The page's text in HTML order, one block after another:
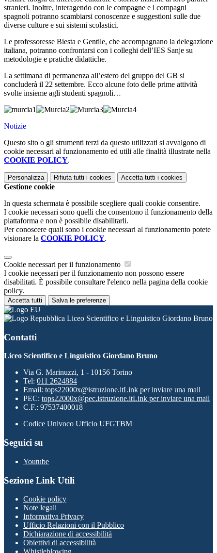
stranieri. Inoltre, interagendo con le compagne e i compagni
spagnoli potranno scambiarsi conoscenze e suggestioni sulle due
diverse culture e sui sistemi scolastici.
Le professoresse Biesta e Gentile, che accompagnano la delegazione
italiana, potranno confrontarsi con i colleghi dell’IES Sanje su
metodologie e pratiche didattiche.
La settimana di permanenza all’estero del gruppo del GB si
concluderà il 22 settembre. Ecco alcune foto delle prime attività
svolte insieme agli studenti spagnoli…
Notizie
Questo sito o gli strumenti terzi da questo utilizzati si avvalgono di
cookie necessari al funzionamento ed utili alle finalità illustrate nella
COOKIE POLICY.
Personalizza Rifiuta tutti i cookies Accetta tutti i cookies
Gestione cookie
In questa schermata è possibile scegliere quali cookie consentire.
I cookie necessari sono quelli che consentono il funzionamento della
piattaforma e non è possibile disabilitarli.
Per conoscere quali sono i cookie necessari al funzionamento potete
visionare la COOKIE POLICY.
Cookie necessari per il funzionamento
I cookie necessari per il funzionamento non possono essere
disabilitati. È possibile consultare l'elenco nella pagina della cookie
policy.
Accetta tutti Salva le preferenze
Liceo Scientifico e Linguistico Giordano Bruno
Contatti
Liceo Scientifico e Linguistico Giordano Bruno
Via G. Marinuzzi, 1 - 10156 Torino
Tel: 011 2624884
Email: tops22000x@istruzione.itLink per inviare una mail
PEC: tops22000x@pec.istruzione.itLink per inviare una mail
C.F.: 97537400018
Codice Univoco Ufficio UFGTBM
Seguici su
Youtube
Sezione Link Utili
Cookie policy
Note legali
Informativa Privacy
Ufficio Relazioni con il Pubblico
Dichiarazione di accessibilità
Obiettivi di accessibilità